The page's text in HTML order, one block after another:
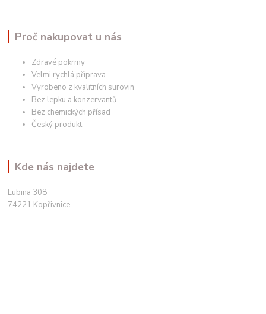
Proč nakupovat u nás
Zdravé pokrmy
Velmi rychlá příprava
Vyrobeno z kvalitních surovin
Bez lepku a konzervantů
Bez chemických přísad
Český produkt
Kde nás najdete
Lubina 308
74221 Kopřivnice